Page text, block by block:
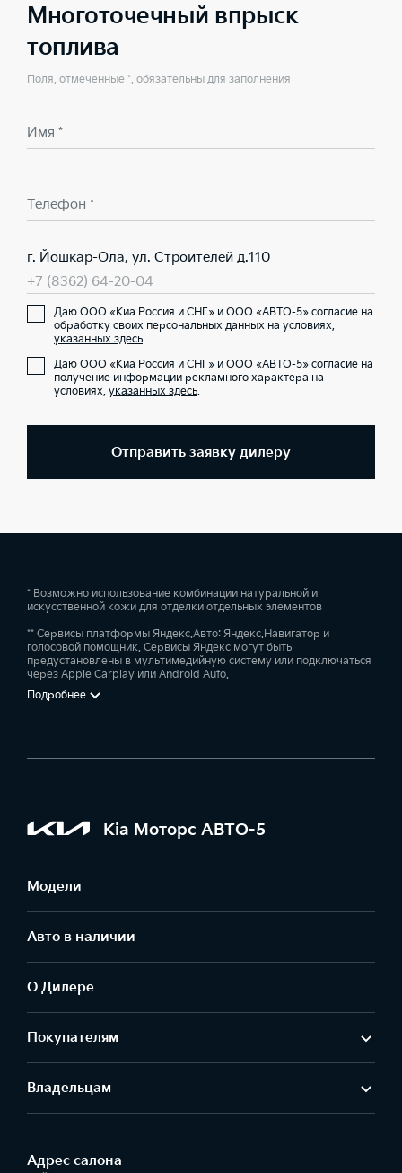
Многоточечный впрыск
топлива
Поля, отмеченные *, обязательны для заполнения
Имя *
Телефон *
г. Йошкар-Ола, ул. Строителей д.110
+7 (8362) 64-20-04
Даю ООО «Киа Россия и СНГ» и ООО «АВТО-5» согласие на
обработку своих персональных данных на условиях,
указанных здесь
Даю ООО «Киа Россия и СНГ» и ООО «АВТО-5» согласие на
получение информации рекламного характера на
условиях, указанных здесь.
Отправить заявку дилеру
* Возможно использование комбинации натуральной и
искусственной кожи для отделки отдельных элементов
** Сервисы платформы Яндекс.Авто: Яндекс.Навигатор и
голосовой помощник. Сервисы Яндекс могут быть
предустановлены в мультимедийную систему или подключаться
через Apple Carplay или Android Auto.
Подробнее
Kia Моторс АВТО-5
Модели
Авто в наличии
О Дилере
Покупателям
Владельцам
Адрес салонa